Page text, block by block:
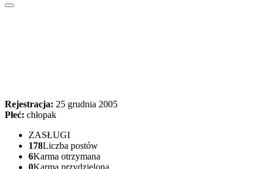
Rejestracja: 25 grudnia 2005
Płeć: chłopak
ZASŁUGI
178Liczba postów
6Karma otrzymana
0Karma przydzielona